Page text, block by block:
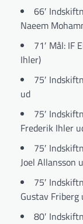
66′
Naeem
71′ Mål: IF
Ihler)
75′
ud
75′
Frederik Ihler
75′
Joel Allansson
75′
Gustav Friberg
80′